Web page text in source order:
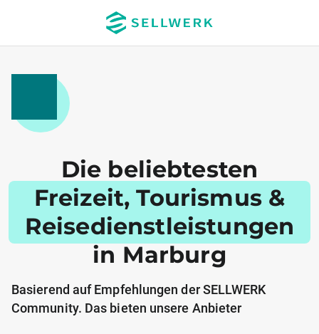
Die beliebtesten
Freizeit, Tourismus &
Reisedienstleistungen
in Marburg
Basierend auf Empfehlungen der SELLWERK
Community. Das bieten unsere Anbieter